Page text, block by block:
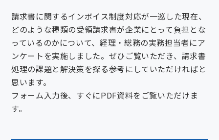
請求書に関するインボイス制度対応が一巡した現在、
どのような種類の受領請求書が企業にとって負担とな
っているのかについて、経理・総務の実務担当者にア
ンケートを実施しました。ぜひご覧いただき、請求書
処理の課題と解決策を探る参考にしていただければと
思います。
フォーム入力後、すぐにPDF資料をご覧いただけま
す。